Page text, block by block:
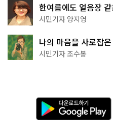
한여름에도 얼음장
천국이네~
시민기자 양지영
나의 마음을 사로잡
상작 공개!
시민기자 조수봉
다
운
로